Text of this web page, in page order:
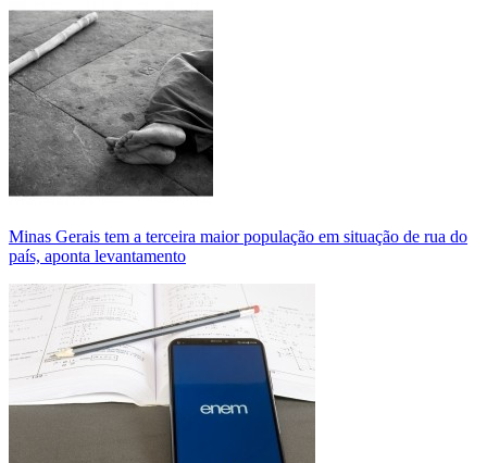
Minas Gerais tem a terceira maior população em situação de rua do
país, aponta levantamento